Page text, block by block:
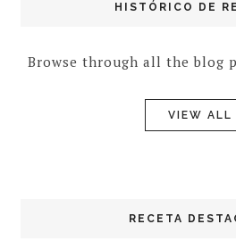
HISTÓRICO DE
Browse through all the blog
VIEW ALL
RECETA